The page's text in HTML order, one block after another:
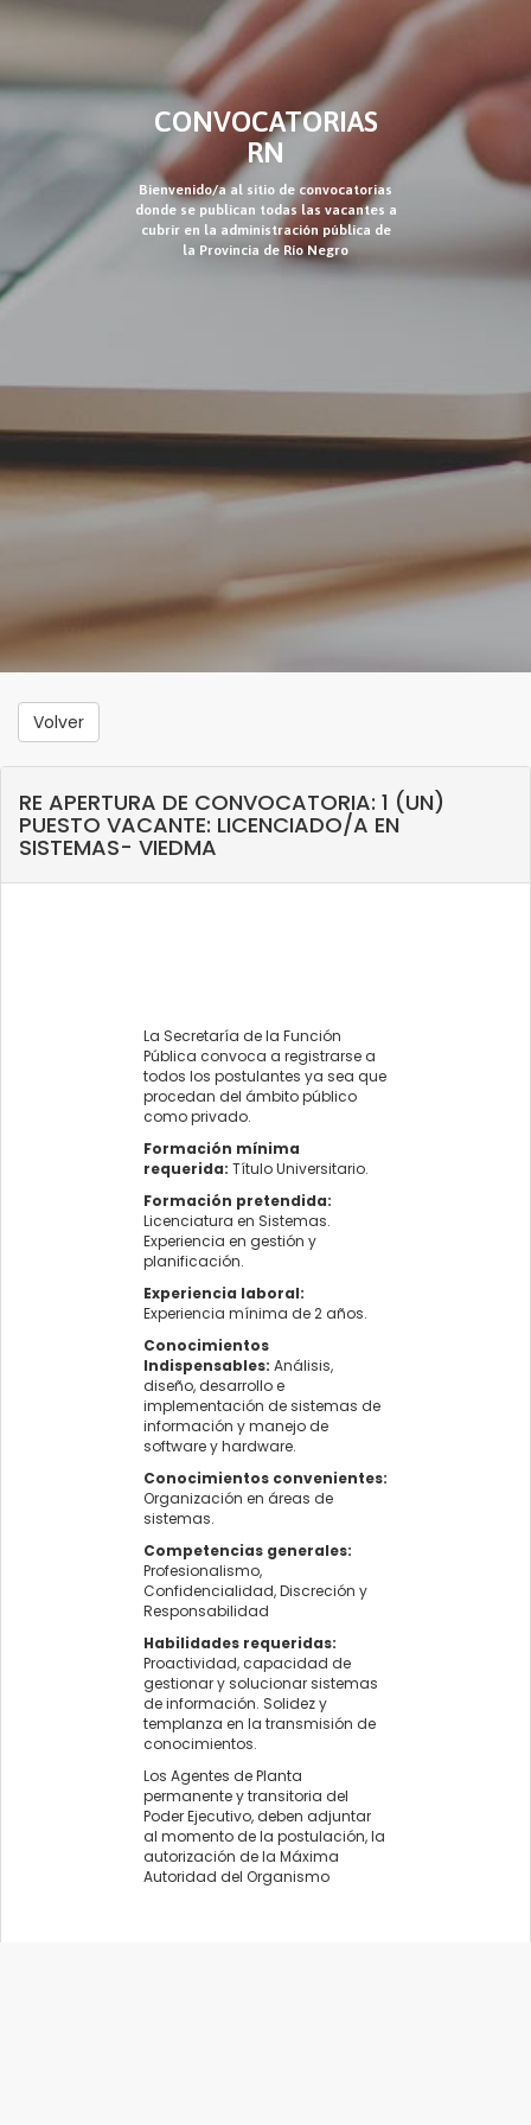
CONVOCATORIAS
RN
Bienvenido/a al sitio de convocatorias
donde se publican todas las vacantes a
cubrir en la administración pública de
la Provincia de Río Negro
Volver
RE APERTURA DE CONVOCATORIA: 1 (UN)
PUESTO VACANTE: LICENCIADO/A EN
SISTEMAS- VIEDMA
La Secretaría de la Función
Pública convoca a registrarse a
todos los postulantes ya sea que
procedan del ámbito público
como privado.
Formación mínima
requerida: Título Universitario.
Formación pretendida:
Licenciatura en Sistemas.
Experiencia en gestión y
planificación.
Experiencia laboral:
Experiencia mínima de 2 años.
Conocimientos
Indispensables: Análisis,
diseño, desarrollo e
implementación de sistemas de
información y manejo de
software y hardware.
Conocimientos convenientes:
Organización en áreas de
sistemas.
Competencias generales:
Profesionalismo,
Confidencialidad, Discreción y
Responsabilidad
Habilidades requeridas:
Proactividad, capacidad de
gestionar y solucionar sistemas
de información. Solidez y
templanza en la transmisión de
conocimientos.
Los Agentes de Planta
permanente y transitoria del
Poder Ejecutivo, deben adjuntar
al momento de la postulación, la
autorización de la Máxima
Autoridad del Organismo